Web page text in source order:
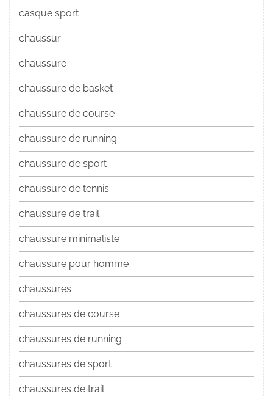
casque sport
chaussur
chaussure
chaussure de basket
chaussure de course
chaussure de running
chaussure de sport
chaussure de tennis
chaussure de trail
chaussure minimaliste
chaussure pour homme
chaussures
chaussures de course
chaussures de running
chaussures de sport
chaussures de trail